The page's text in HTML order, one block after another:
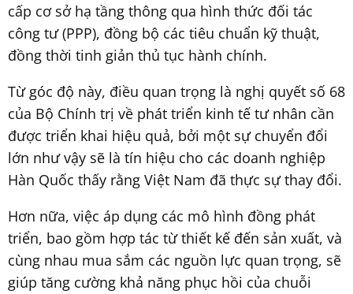
cấp cơ sở hạ tầng thông qua hình thức đối tác
công tư (PPP), đồng bộ các tiêu chuẩn kỹ thuật,
đồng thời tinh giản thủ tục hành chính.
Từ góc độ này, điều quan trọng là nghị quyết số 68
của Bộ Chính trị về phát triển kinh tế tư nhân cần
được triển khai hiệu quả, bởi một sự chuyển đổi
lớn như vậy sẽ là tín hiệu cho các doanh nghiệp
Hàn Quốc thấy rằng Việt Nam đã thực sự thay đổi.
Hơn nữa, việc áp dụng các mô hình đồng phát
triển, bao gồm hợp tác từ thiết kế đến sản xuất, và
cùng nhau mua sắm các nguồn lực quan trọng, sẽ
giúp tăng cường khả năng phục hồi của chuỗi